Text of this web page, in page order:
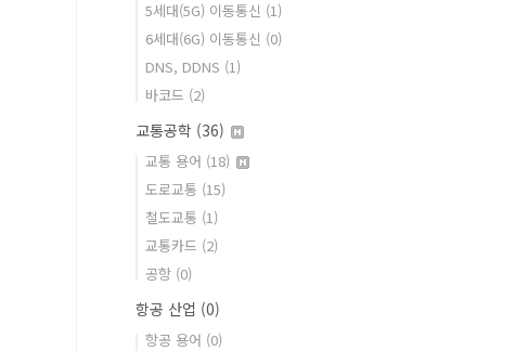
5세대(5G) 이동통신 (1)
6세대(6G) 이동통신 (0)
DNS, DDNS (1)
바코드 (2)
교통공학 (36)
교통 용어 (18)
도로교통 (15)
철도교통 (1)
교통카드 (2)
공항 (0)
항공 산업 (0)
항공 용어 (0)